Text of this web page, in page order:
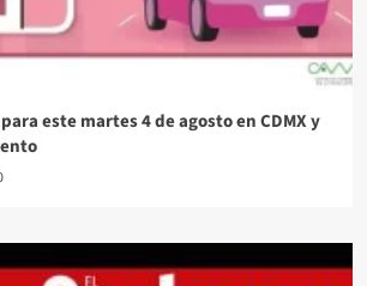
este martes 4 de agosto en CDMX y